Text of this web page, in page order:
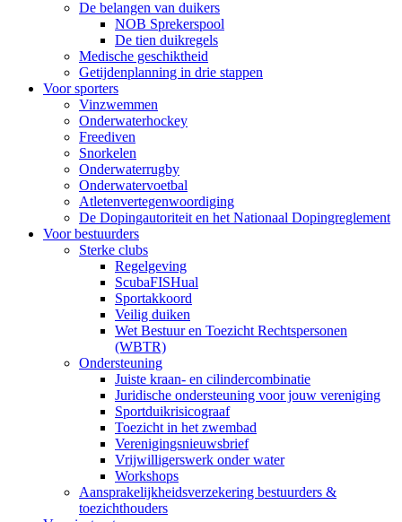
De belangen van duikers
NOB Sprekerspool
De tien duikregels
Medische geschiktheid
Getijdenplanning in drie stappen
Voor sporters
Vinzwemmen
Onderwaterhockey
Freediven
Snorkelen
Onderwaterrugby
Onderwatervoetbal
Atletenvertegenwoordiging
De Dopingautoriteit en het Nationaal Dopingreglement
Voor bestuurders
Sterke clubs
Regelgeving
ScubaFISHual
Sportakkoord
Veilig duiken
Wet Bestuur en Toezicht Rechtspersonen
(WBTR)
Ondersteuning
Juiste kraan- en cilindercombinatie
Juridische ondersteuning voor jouw vereniging
Sportduikrisicograaf
Toezicht in het zwembad
Verenigingsnieuwsbrief
Vrijwilligerswerk onder water
Workshops
Aansprakelijkheidsverzekering bestuurders &
toezichthouders